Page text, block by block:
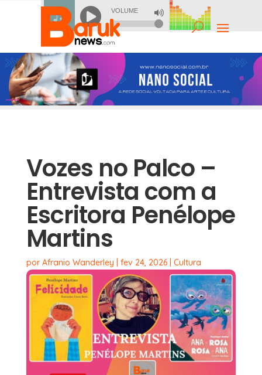
Vozes no Palco –
Entrevista com a
Escritora Penélope
Martins
porAfranio Wanderley fev 24, 2026| Cultura